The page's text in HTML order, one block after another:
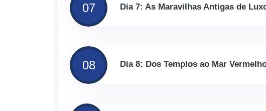
07 Dia 7: As Maravilhas Antigas de
08 Dia 8: Dos Templos ao Mar